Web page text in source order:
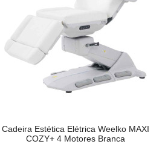
Cadeira Estética Elétrica Weelko MAXI
COZY+ 4 Motores Branca